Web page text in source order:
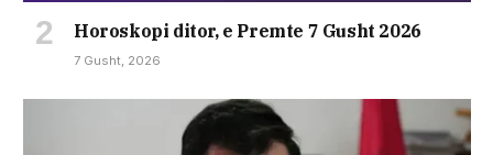
Horoskopi ditor, e Premte 7 Gusht 2026
7 Gusht, 2026